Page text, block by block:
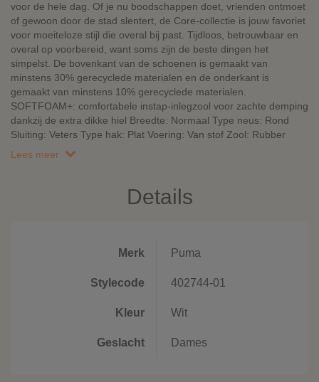
voor de hele dag. Of je nu boodschappen doet, vrienden ontmoet
of gewoon door de stad slentert, de Core-collectie is jouw favoriet
voor moeiteloze stijl die overal bij past. Tijdloos, betrouwbaar en
overal op voorbereid, want soms zijn de beste dingen het
simpelst. De bovenkant van de schoenen is gemaakt van
minstens 30% gerecyclede materialen en de onderkant is
gemaakt van minstens 10% gerecyclede materialen.
SOFTFOAM+: comfortabele instap-inlegzool voor zachte demping
dankzij de extra dikke hiel Breedte: Normaal Type neus: Rond
Sluiting: Veters Type hak: Plat Voering: Van stof Zool: Rubber
Lees meer
Details
Merk Puma
Stylecode 402744-01
Kleur Wit
Geslacht Dames